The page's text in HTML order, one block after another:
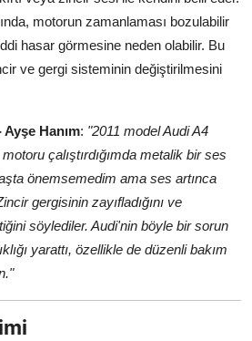
motorun zamanlaması bozulabilir
hasar görmesine neden olabilir. Bu
ve gergi sisteminin değiştirilmesini
Ayşe Hanım: "2011 model Audi A4
çalıştırdığımda metalik bir ses
önemsemedim ama ses artınca
gergisinin zayıfladığını ve
söylediler. Audi'nin böyle bir sorun
yarattı, özellikle de düzenli bakım